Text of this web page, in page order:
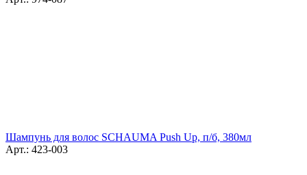
Шампунь для волос SCHAUMA Push Up, п/б, 380мл
Арт.: 423-003